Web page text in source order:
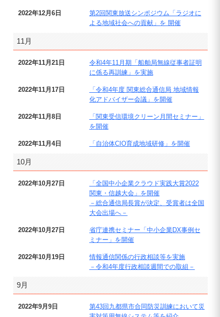
2022年12月6日
第2回関東放送シンポジウム「ラジオに
よる地域社会への貢献」を 開催
11月
2022年11月21日
令和4年11月期「船舶局無線従事者証明
に係る再訓練」を実施
2022年11月17日
「令和4年度 関東総合通信局 地域情報
化アドバイザー会議」を開催
2022年11月8日
「関東受信環境クリーン月間セミナー」
を開催
2022年11月4日 「自治体CIO育成地域研修」を開催
10月
2022年10月27日
「全国中小企業クラウド実践大賞2022
関東・信越大会」を開催
－総合通信局長賞が決定、受賞者は全国
大会出場へ－
2022年10月27日
省庁連携セミナー「中小企業DX事例セ
ミナー」を開催
2022年10月19日
情報通信関係の行政相談等を実施
－令和4年度行政相談週間での取組－
9月
2022年9月9日
第43回九都県市合同防災訓練において災